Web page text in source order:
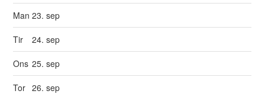
Man23. sep
Tir 24. sep
Ons 25. sep
Tor 26. sep